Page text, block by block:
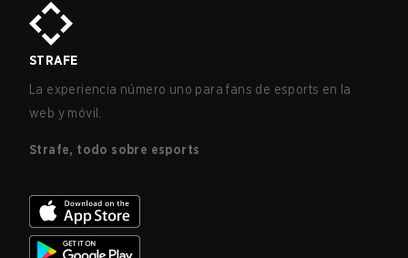
STRAFE
La experiencia número uno para fans de esports en la
web y móvil.
Strafe, todo sobre esports